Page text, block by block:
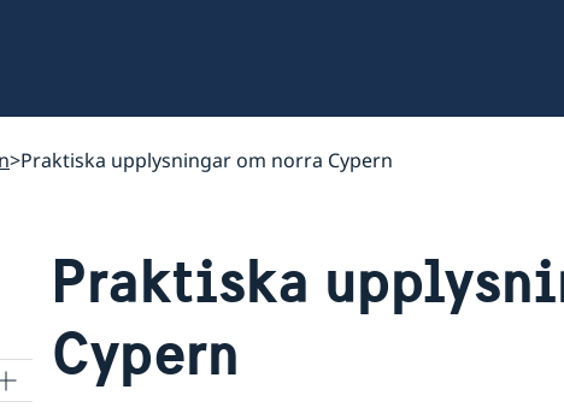
Praktiska upplysningar om norra Cypern
Praktiska
Cypern